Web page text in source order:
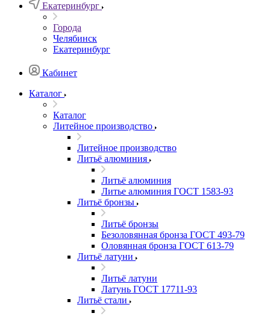
Екатеринбург
Города
Челябинск
Екатеринбург
Кабинет
Каталог
Каталог
Литейное производство
Литейное производство
Литьё алюминия
Литьё алюминия
Литье алюминия ГОСТ 1583-93
Литьё бронзы
Литьё бронзы
Безоловянная бронза ГОСТ 493-79
Оловянная бронза ГОСТ 613-79
Литьё латуни
Литьё латуни
Латунь ГОСТ 17711-93
Литьё стали